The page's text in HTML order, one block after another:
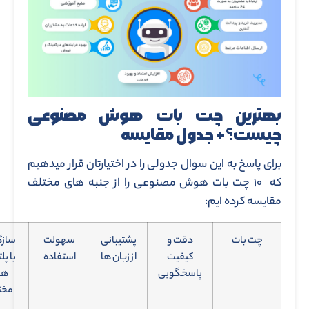
بهترین چت بات هوش مصنوعی
چیست؟+ جدول مقایسه
برای پاسخ به این سوال جدولی را در اختیارتان قرار میدهیم
که ۱۰ چت بات هوش مصنوعی را از جنبه های مختلف
مقایسه کرده ایم:
چت بات
دقت و
کیفیت
پاسخگویی
پشتیبانی
از زبان ها
سهولت
استفاده
با